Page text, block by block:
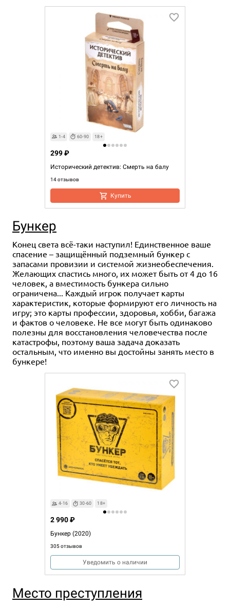
1-4 60-90 18+
Исторический детектив: Смерть на балу
14 отзывов
299 ₽
Купить
Бункер
Конец света всё-таки наступил! Единственное ваше
спасение – защищённый подземный бункер с
запасами провизии и системой жизнеобеспечения.
Желающих спастись много, их может быть от 4 до 16
человек, а вместимость бункера сильно
ограничена... Каждый игрок получает карты
характеристик, которые формируют его личность на
игру; это карты профессии, здоровья, хобби, багажа
и фактов о человеке. Не все могут быть одинаково
полезны для восстановления человечества после
катастрофы, поэтому ваша задача доказать
остальным, что именно вы достойны занять место в
бункере!
4-16 30-60 18+
Бункер (2020)
305 отзывов
2 990 ₽
Уведомить о наличии
Место преступления